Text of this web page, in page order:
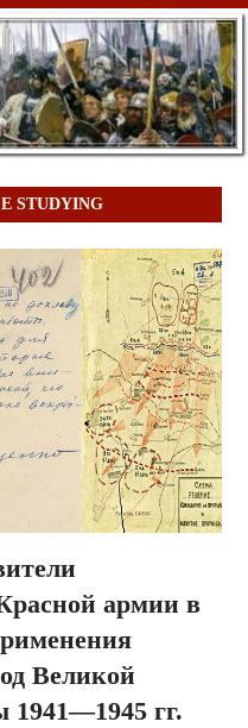
STUDYING
армии в
Великой
1941—1945 гг.